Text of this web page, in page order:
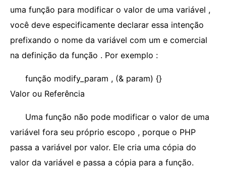
uma função para modificar o valor de uma variável ,
você deve especificamente declarar essa intenção
prefixando o nome da variável com um e comercial
na definição da função . Por exemplo :
função modify_param , (& param) {}
Valor ou Referência
Uma função não pode modificar o valor de uma
variável fora seu próprio escopo , porque o PHP
passa a variável por valor. Ele cria uma cópia do
valor da variável e passa a cópia para a função.